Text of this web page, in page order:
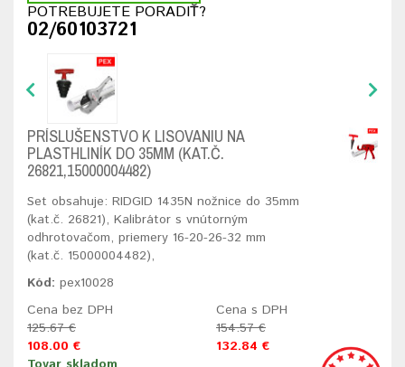
POTREBUJETE PORADIŤ?
02/60103721
PRÍSLUŠENSTVO K LISOVANIU NA
PLASTHLINÍK DO 35MM (KAT.Č.
26821,15000004482)
Set obsahuje: RIDGID 1435N nožnice do 35mm
(kat.č. 26821), Kalibrátor s vnútorným
odhrotovačom, priemery 16-20-26-32 mm
(kat.č. 15000004482),
Kód: pex10028
Cena bez DPH
125.67 €
108.00 €
Cena s DPH
154.57 €
132.84 €